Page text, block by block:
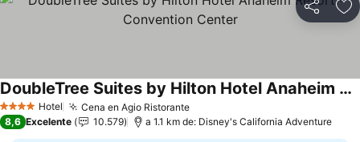
Compartir
4 EstrellasHotel Cena en Agio Ristorante
DoubleTree Suites by Hilton Hotel Anaheim Resort - Convention Center
8,6 Excelente 10.579 a 1.1 km de: Disney's California Adventure